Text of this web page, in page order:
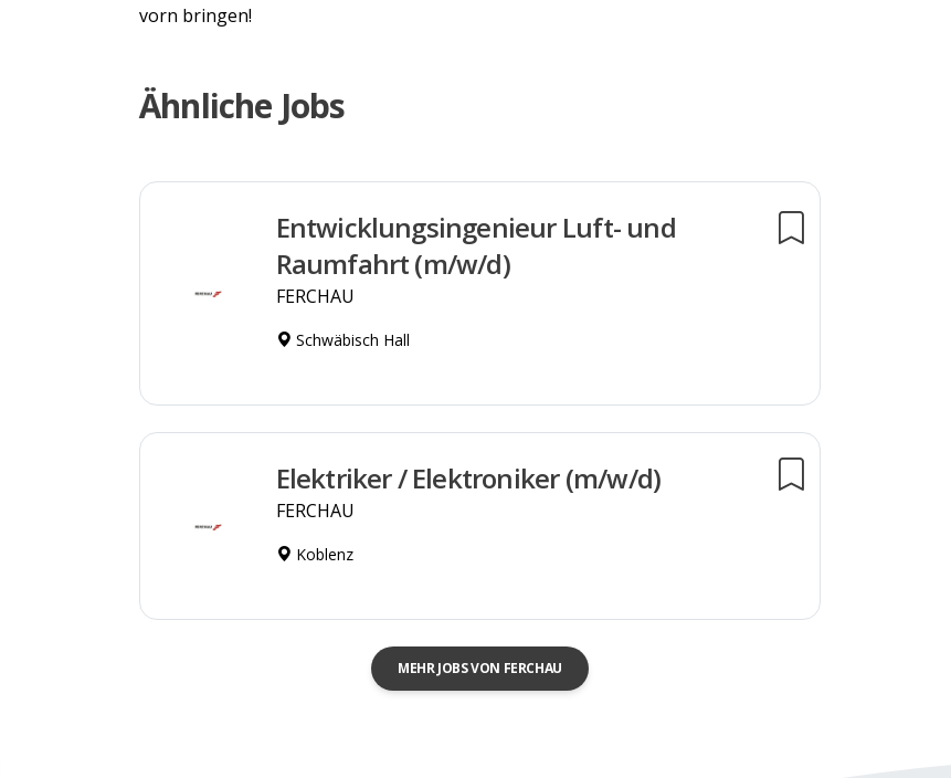
vorn bringen!
Ähnliche Jobs
Entwicklungsingenieur Luft- und
Raumfahrt (m/w/d)
FERCHAU
Schwäbisch Hall
Elektriker / Elektroniker (m/w/d)
FERCHAU
Koblenz
MEHR JOBS VON FERCHAU